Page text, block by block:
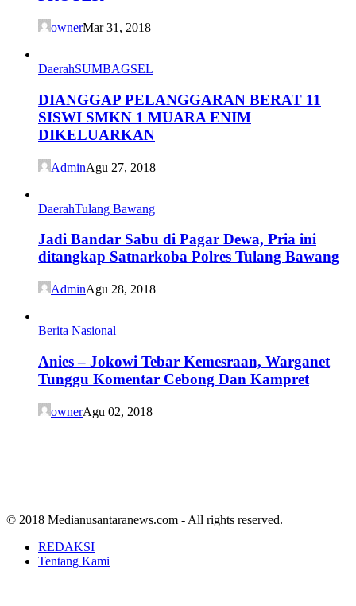
ownerMar 31, 2018
DaerahSUMBAGSEL
DIANGGAP PELANGGARAN BERAT 11
SISWI SMKN 1 MUARA ENIM
DIKELUARKAN
AdminAgu 27, 2018
DaerahTulang Bawang
Jadi Bandar Sabu di Pagar Dewa, Pria ini
ditangkap Satnarkoba Polres Tulang Bawang
AdminAgu 28, 2018
Berita Nasional
Anies – Jokowi Tebar Kemesraan, Warganet
Tunggu Komentar Cebong Dan Kampret
ownerAgu 02, 2018
© 2018 Medianusantaranews.com - All rights reserved.
REDAKSI
Tentang Kami